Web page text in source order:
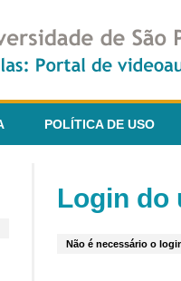
POLÍTICA DE USO
Login do
Não é necessário o